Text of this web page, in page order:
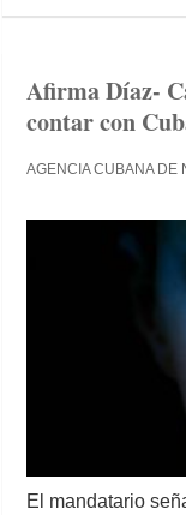
Afirma Díaz-
contar con
AGENCIA CUBANA DE
El mandatario